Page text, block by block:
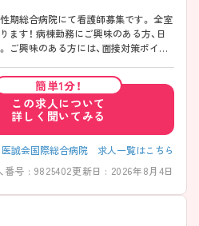
総合病院にて看護師募集です。 全室
ある方、日
簡単1分！
この求人について
詳しく聞いてみる
誠会国際総合病院 求人一覧はこちら
番号 : 9825402更新日 : 2026年8月4日